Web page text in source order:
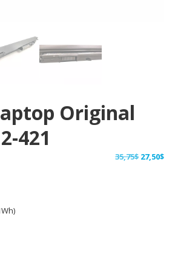
Original
421
35,75$ Harga
27,50$